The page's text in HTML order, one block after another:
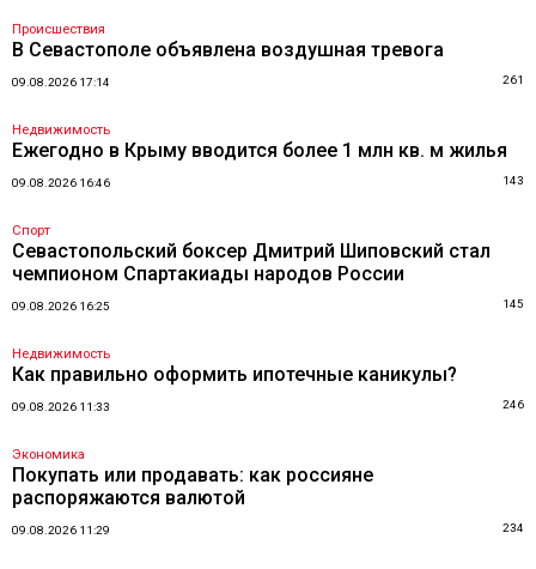
Происшествия
В Севастополе объявлена воздушная тревога
09.08.2026 17:14 261
Недвижимость
Ежегодно в Крыму вводится более 1 млн кв. м жилья
09.08.2026 16:46 143
Спорт
Севастопольский боксер Дмитрий Шиповский стал
чемпионом Спартакиады народов России
09.08.2026 16:25 145
Недвижимость
Как правильно оформить ипотечные каникулы?
09.08.2026 11:33 246
Экономика
Покупать или продавать: как россияне
распоряжаются валютой
09.08.2026 11:29 234